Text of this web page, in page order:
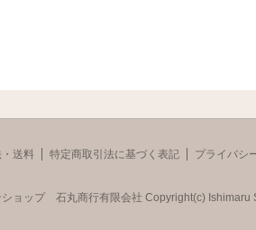
送料 特定商取引法に基づく表記 プライバシ
ショップ 石丸商行有限会社 Copyright(c) Ishimaru